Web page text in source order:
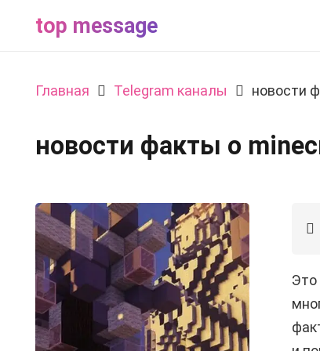
top message
Главная Telegram каналы новости
новости факты о
Это